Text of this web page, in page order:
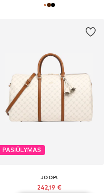
PASIŪLYMAS
JOOP!
242,19 €